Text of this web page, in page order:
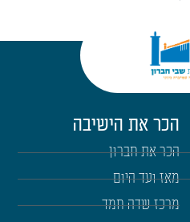
הכר את הישיבה
הכר את חברון
מאז ועד היום
מרכז שדה חמד